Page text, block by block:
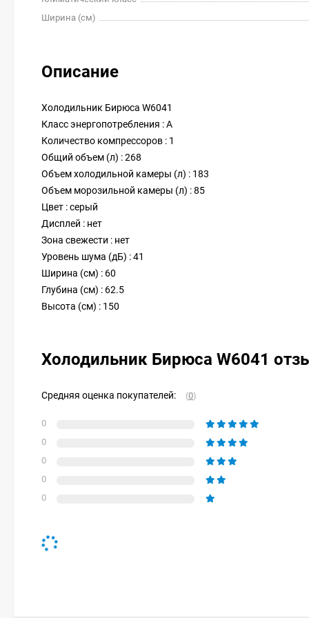
Ширина (см)
Описание
Холодильник Бирюса W6041
Класс энергопотребления : A
Количество компрессоров : 1
Общий объем (л) : 268
Объем холодильной камеры (л) : 183
Объем морозильной камеры (л) : 85
Цвет : серый
Дисплей : нет
Зона свежести : нет
Уровень шума (дБ) : 41
Ширина (см) : 60
Глубина (см) : 62.5
Высота (см) : 150
Холодильник Бирюса W6041
Средняя оценка покупателей: (0)
0
0
0
0
0